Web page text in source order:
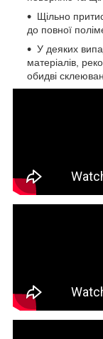
Щільно
до повної
У деяких
матеріалів,
обидві